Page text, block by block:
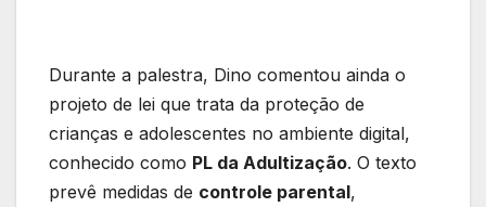
Durante a palestra, Dino comentou ainda o
projeto de lei que trata da proteção de
crianças e adolescentes no ambiente digital,
conhecido como PL da Adultização. O texto
prevê medidas de controle parental,